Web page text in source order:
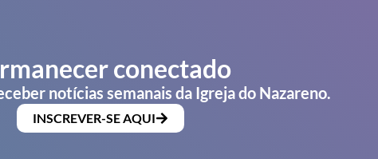
conectado
notícias semanais da Igreja do Nazareno.
INSCREVER-SE AQUI